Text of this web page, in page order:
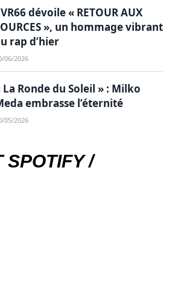
dévoile « RETOUR AUX
», un hommage vibrant
rap d’hier
06/2026
La Ronde du Soleil » : Milko
embrasse l’éternité
05/2026
SPOTIFY /